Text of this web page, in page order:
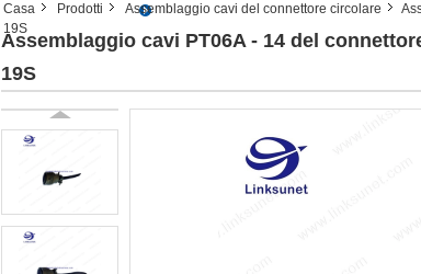
Casa Prodotti Assemblaggio cavi del connettore circolare
19S
Assemblaggio cavi PT06A - 14 del
19S